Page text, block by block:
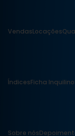
VendasLocações
ÍndicesFicha Inquilino
Sobre nós